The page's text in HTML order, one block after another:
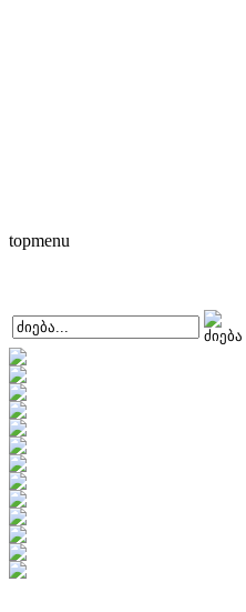
topmenu